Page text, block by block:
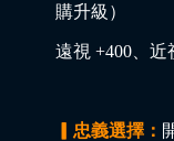
購升級）
遠視 +400、近
▎忠義選擇：